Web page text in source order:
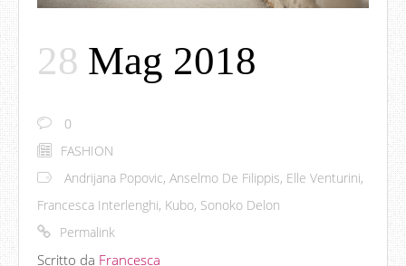
28 Mag 2018
0
FASHION
Andrijana Popovic, Anselmo De Filippis, Elle Venturini,
Francesca Interlenghi, Kubo, Sonoko Delon
Permalink
Scritto da Francesca